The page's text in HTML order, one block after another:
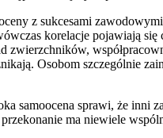
z sukcesami
korelacje pojawiają
zwierzchników,
Osobom szczególnie
samoocena sprawi, że inni
ma niewiele